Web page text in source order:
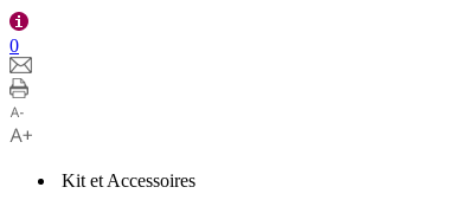
0
Kit et Accessoires